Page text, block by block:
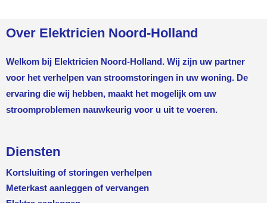
Over Elektricien Noord-Holland
Welkom bij Elektricien Noord-Holland. Wij zijn uw partner
voor het verhelpen van stroomstoringen in uw woning. De
ervaring die wij hebben, maakt het mogelijk om uw
stroomproblemen nauwkeurig voor u uit te voeren.
Diensten
Kortsluiting of storingen verhelpen
Meterkast aanleggen of vervangen